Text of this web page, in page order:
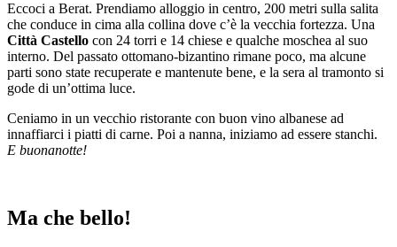
Eccoci a Berat. Prendiamo alloggio in centro, 200 metri sulla salita
che conduce in cima alla collina dove c’è la vecchia fortezza. Una
Città Castello con 24 torri e 14 chiese e qualche moschea al suo
interno. Del passato ottomano-bizantino rimane poco, ma alcune
parti sono state recuperate e mantenute bene, e la sera al tramonto si
gode di un’ottima luce.
Ceniamo in un vecchio ristorante con buon vino albanese ad
innaffiarci i piatti di carne. Poi a nanna, iniziamo ad essere stanchi.
E buonanotte!
Ma che bello!